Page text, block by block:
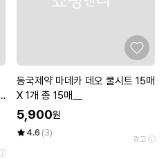
동국제약 마데카 데오 쿨시트 15매
X 1개 총 15매__
5,900원
4.6 (3)
광고